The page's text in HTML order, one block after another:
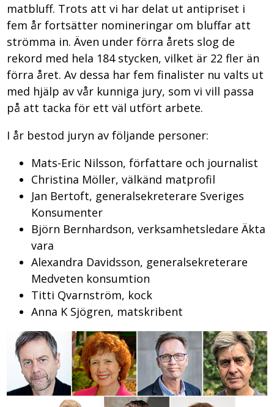
matbluff. Trots att vi har delat ut antipriset i
fem år fortsätter nomineringar om bluffar att
strömma in. Även under förra årets slog de
rekord med hela 184 stycken, vilket är 22 fler än
förra året. Av dessa har fem finalister nu valts ut
med hjälp av vår kunniga jury, som vi vill passa
på att tacka för ett väl utfört arbete.
I år bestod juryn av följande personer:
Mats-Eric Nilsson, författare och journalist
Christina Möller, välkänd matprofil
Jan Bertoft, generalsekreterare Sveriges
Konsumenter
Björn Bernhardson, verksamhetsledare Äkta
vara
Alexandra Davidsson, generalsekreterare
Medveten konsumtion
Titti Qvarnström, kock
Anna K Sjögren, matskribent